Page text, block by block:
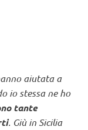
aiutata a
io stessa ne ho
tante
. Giù in Sicilia